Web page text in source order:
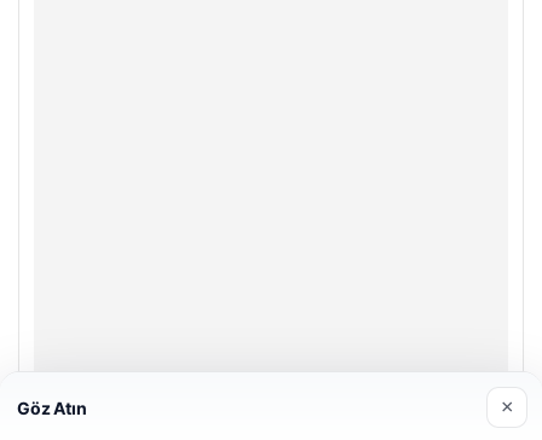
Göz Atın ×